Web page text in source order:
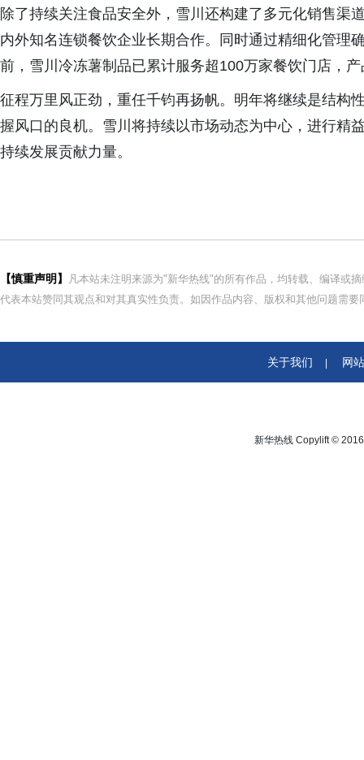
除了持续关注食品安全外，雪川还构建了多元化销售渠
内外知名连锁餐饮企业长期合作。同时通过精细化管理
前，雪川冷冻薯制品已累计服务超100万家餐饮门店，
征程万里风正劲，重任千钧再扬帆。明年将继续是结构
握风口的良机。雪川将持续以市场动态为中心，进行精
持续发展贡献力量。
【慎重声明】
凡本站未注明来源为"新华热线"的所有作品，均转载、编译或
代表本站赞同其观点和对其真实性负责。如因作品内容、版权和其他问题需
关于我们 网
新华热线 Copylift ©